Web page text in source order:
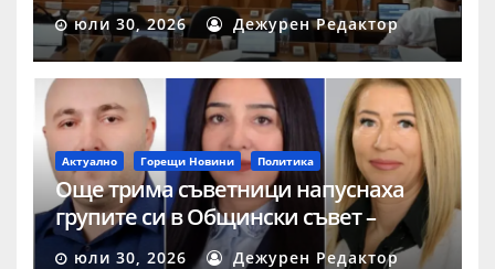
юли 30, 2026 Дежурен Редактор
Актуално Горещи Новини Политика
Още трима съветници напуснаха
групите си в Общински съвет –
Шумен
юли 30, 2026 Дежурен Редактор